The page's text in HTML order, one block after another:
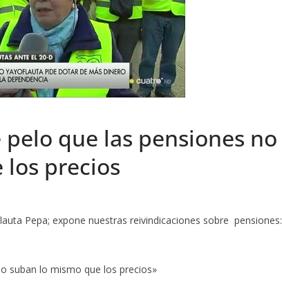
que las pensiones no
precios
Pepa; expone nuestras reivindicaciones sobre pensiones:
suban lo mismo que los precios»